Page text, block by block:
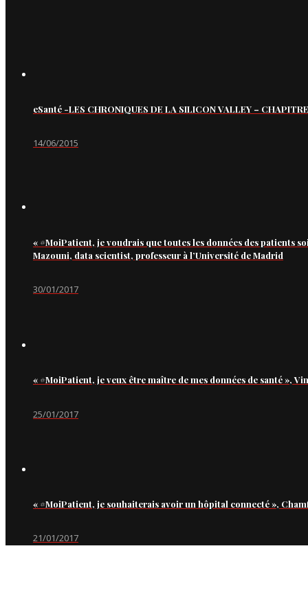
eSanté -LES CHRONIQUES DE LA SILICON VALLEY –
14/06/2015
« #MoiPatient, je voudrais que toutes les données des patients
Mazouni, data scientist, professeur à l’Université de Madrid
30/01/2017
« #MoiPatient, je veux être maître de mes données de santé »,
25/01/2017
« #MoiPatient, je souhaiterais avoir un hôpital connecté »,
21/01/2017